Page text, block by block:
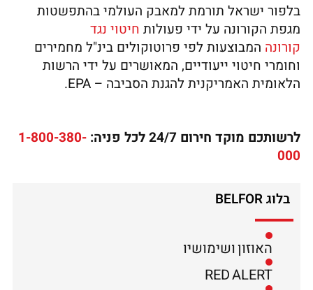
בלפור ישראל תורמת למאבק העולמי בהתפשטות
מגפת הקורונה על ידי פעולות חיטוי נגד
קורונה המבוצעות לפי פרוטוקולים בינ"ל מחמירים
וחומרי חיטוי ייעודיים, המאושרים על ידי הרשות
הלאומית האמריקנית להגנת הסביבה – EPA.
לרשותכם מוקד חירום 24/7 לכל פניה:
1-800-380-
000
בלוג BELFOR
האוזון ושימושיו
RED ALERT